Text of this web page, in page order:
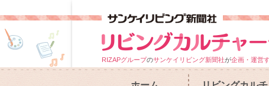
RIZAPグループのサンケイリビング新聞社が企画・運営